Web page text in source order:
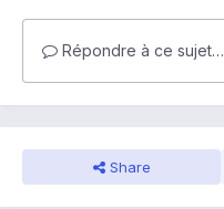
Répondre à ce sujet…
Share